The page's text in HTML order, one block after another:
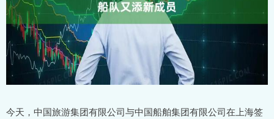
今天，中国旅游集团有限公司与中国船舶集团有限公司在上海签